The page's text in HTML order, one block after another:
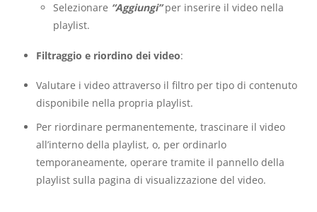
Selezionare “Aggiungi”per inserire il video nella
playlist.
Filtraggio e riordino dei video:
Valutare i video attraverso il filtro per tipo di contenuto
disponibile nella propria playlist.
Per riordinare permanentemente, trascinare il video
all’interno della playlist, o, per ordinarlo
temporaneamente, operare tramite il pannello della
playlist sulla pagina di visualizzazione del video.